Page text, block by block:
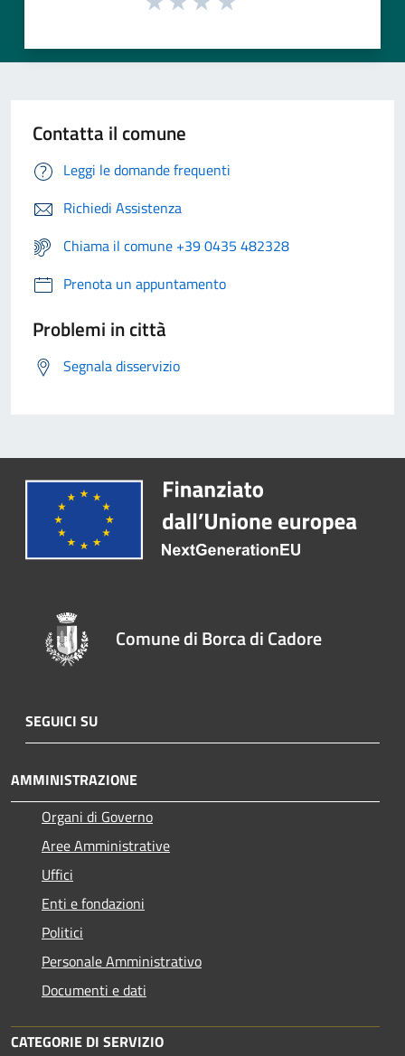
Contatta il comune
Leggi le domande frequenti
Richiedi Assistenza
Chiama il comune +39 0435 482328
Prenota un appuntamento
Problemi in città
Segnala disservizio
Comune di Borca di Cadore
SEGUICI SU
AMMINISTRAZIONE
Organi di Governo
Aree Amministrative
Uffici
Enti e fondazioni
Politici
Personale Amministrativo
Documenti e dati
CATEGORIE DI SERVIZIO